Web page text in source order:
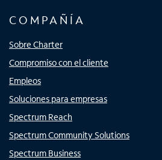
COMPAÑÍA
Sobre Charter
Compromiso con el cliente
Empleos
Soluciones para empresas
Spectrum Reach
Spectrum Community Solutions
Spectrum Business